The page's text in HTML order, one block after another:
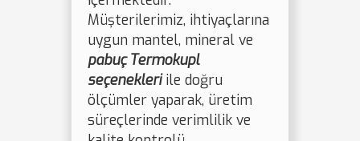
Müşterilerimiz, ihtiyaçlarına
uygun mantel, mineral ve
pabuç Termokupl
seçenekleriile doğru
ölçümler yaparak, üretim
süreçlerinde verimlilik ve